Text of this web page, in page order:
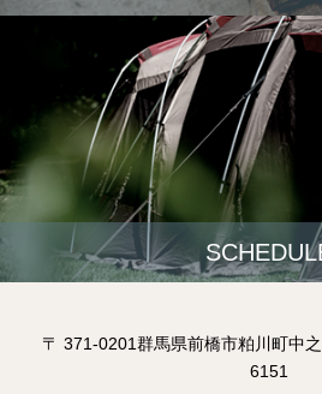
〒 371-0201群馬県前橋市粕川町中
6151